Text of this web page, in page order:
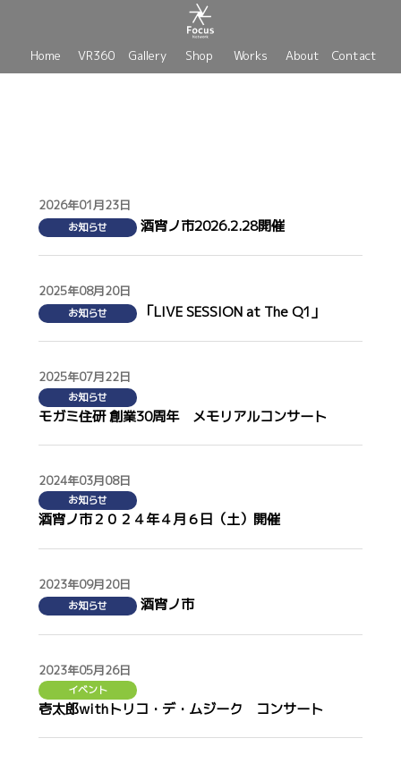
Home VR360 Gallery Shop Works About Contact
2026年01月23日
お知らせ 酒宵ノ市2026.2.28開催
2025年08月20日
お知らせ 「LIVE SESSION at The Q1」
2025年07月22日
お知らせ
モガミ住研 創業30周年 メモリアルコンサート
2024年03月08日
お知らせ
酒宵ノ市２０２４年４月６日（土）開催
2023年09月20日
お知らせ 酒宵ノ市
2023年05月26日
イベント
壱太郎withトリコ・デ・ムジーク コンサート